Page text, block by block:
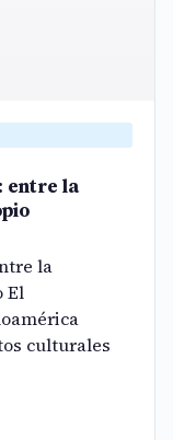
entre la
la
El
culturales